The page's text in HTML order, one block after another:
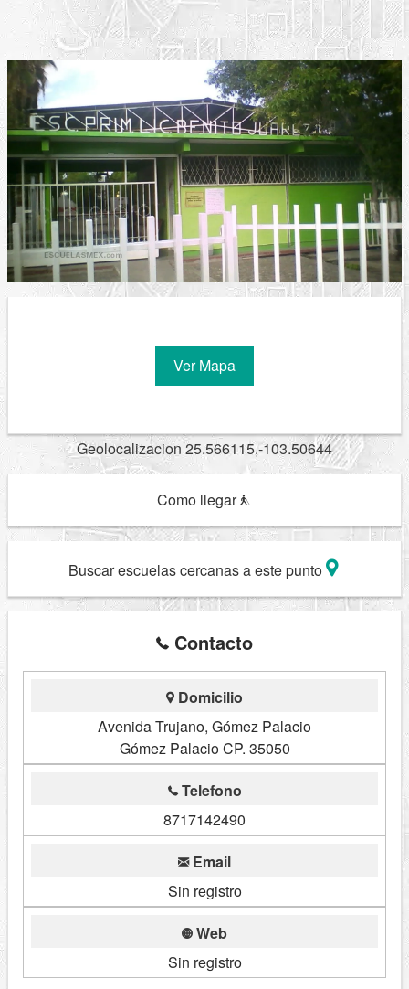
Ver Mapa
Geolocalizacion 25.566115,-103.50644
Como llegar
Buscar escuelas cercanas a este punto
Contacto
Domicilio
Avenida Trujano, Gómez Palacio
Gómez Palacio CP. 35050
Telefono
8717142490
Email
Sin registro
Web
Sin registro